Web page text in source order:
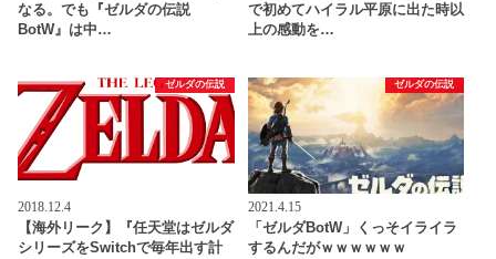
なる。でも『ゼルダの伝説
BotW』は中…
で初めてハイラル平原に出た時以
上の感動を…
ゼルダの伝説
2018.12.4
【海外リーク】『任天堂はゼルダ
シリーズをSwitchで毎年出す計
ゼルダの伝説
2021.4.15
「ゼルダBotW」くっそイライラ
するんだがｗｗｗｗｗｗ